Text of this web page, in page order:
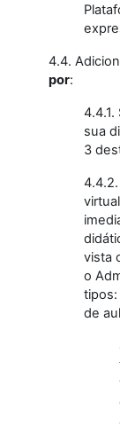
4.4.
por:
4.4.1.
sua
3
vista
o
tipos:
de